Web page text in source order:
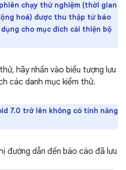
chạy thử nghiệm (thời gian
hoá) được thu thập từ báo
cho mục đích cải thiện bộ
hãy nhấn vào biểu tượng lưu
các danh mục kiểm thử.
7.0 trở lên không có tính năng
đường dẫn đến báo cáo đã lưu